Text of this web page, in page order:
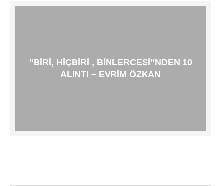
“BIRI, HIÇBIRI , BINLERCESI”NDEN 10
ALINTI – EVRIM ÖZKAN